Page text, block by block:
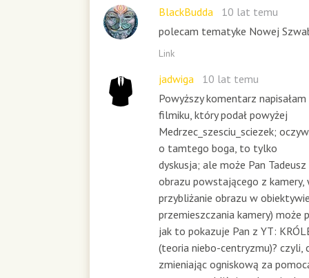
BlackBudda
10 lat temu
polecam tematyke Nowej
Link
jadwiga
10 lat temu
Powyższy komentarz
filmiku, który podał powyżej
Medrzec_szesciu_sciezek;
o tamtego boga, to tylko
dyskusja; ale może Pan
obrazu powstającego z kamery,
przybliżanie obrazu w
przemieszczania kamery) może
jak to pokazuje Pan z YT:
(teoria niebo-centryzmu)? czyli,
zmieniając ogniskową za